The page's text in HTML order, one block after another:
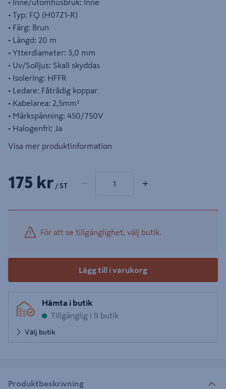
• Inne/utomhusbruk: Inne
• Typ: FQ (H07Z1-R)
• Färg: Brun
• Längd: 20 m
• Ytterdiameter: 3,0 mm
• Uv/Solljus: Skall skyddas
• Isolering: HFFR
• Ledare: Fåtrådig koppar
• Kabelarea: 2,5mm²
• Märkspänning: 450/750V
• Halogenfri: Ja
Visa mer produktinformation
175 kr / ST − +
För att se tillgänglighet, välj butik.
Lägg till i varukorg
Hämta i butik
Tillgänglig i 9 butik
Välj butik
Produktbeskrivning